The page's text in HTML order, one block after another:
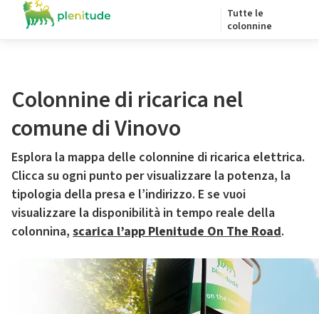
Tutte le
colonnine
Colonnine di ricarica nel
comune di Vinovo
Esplora la mappa delle colonnine di ricarica elettrica.
Clicca su ogni punto per visualizzare la potenza, la
tipologia della presa e l’indirizzo. E se vuoi
visualizzare la disponibilità in tempo reale della
colonnina, scarica l’app Plenitude On The Road.